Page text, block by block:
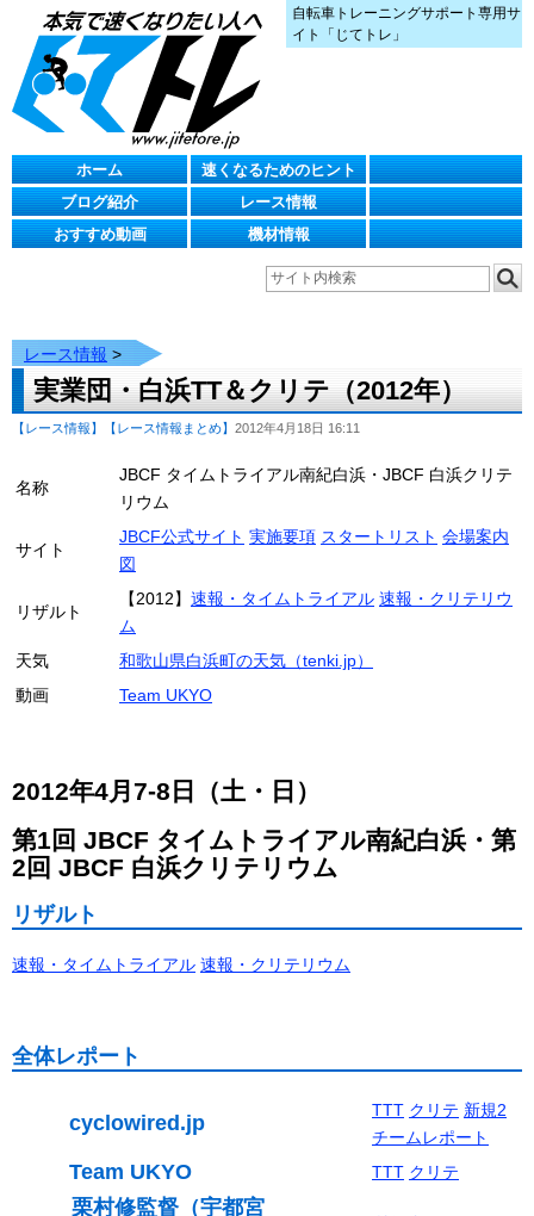
自転車トレーニングサポート専用サ
イト「じてトレ」
ホーム
速くなるためのヒント
ブログ紹介
レース情報
おすすめ動画
機材情報
レース情報 >
実業団・白浜TT＆クリテ（2012年）
【レース情報】 【レース情報まとめ】 2012年4月18日 16:11
名称
JBCF タイムトライアル南紀白浜・JBCF 白浜クリテ
リウム
サイト
JBCF公式サイト 実施要項 スタートリスト 会場案内
図
リザルト
【2012】 速報・タイムトライアル 速報・クリテリウ
ム
天気
和歌山県白浜町の天気（tenki.jp）
動画
Team UKYO
2012年4月7-8日（土・日）
第1回 JBCF タイムトライアル南紀白浜・第
2回 JBCF 白浜クリテリウム
リザルト
速報・タイムトライアル 速報・クリテリウム
全体レポート
cyclowired.jp
TTT クリテ 新規2
チームレポート
Team UKYO TTT クリテ
栗村修監督（宇都宮